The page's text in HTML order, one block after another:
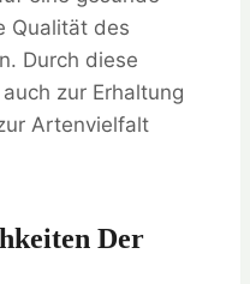
Qualität des
Durch diese
zur Erhaltung
Artenvielfalt
Der